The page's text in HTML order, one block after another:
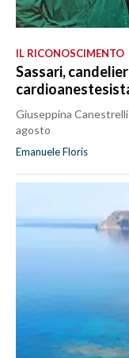
IL RICONOSCIMENTO
Sassari,
Giuseppina
agosto
Emanuele Floris